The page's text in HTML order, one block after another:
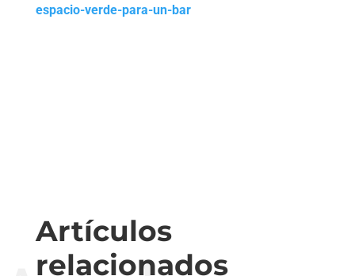
espacio-verde-para-un-bar
Artículos
relacionados